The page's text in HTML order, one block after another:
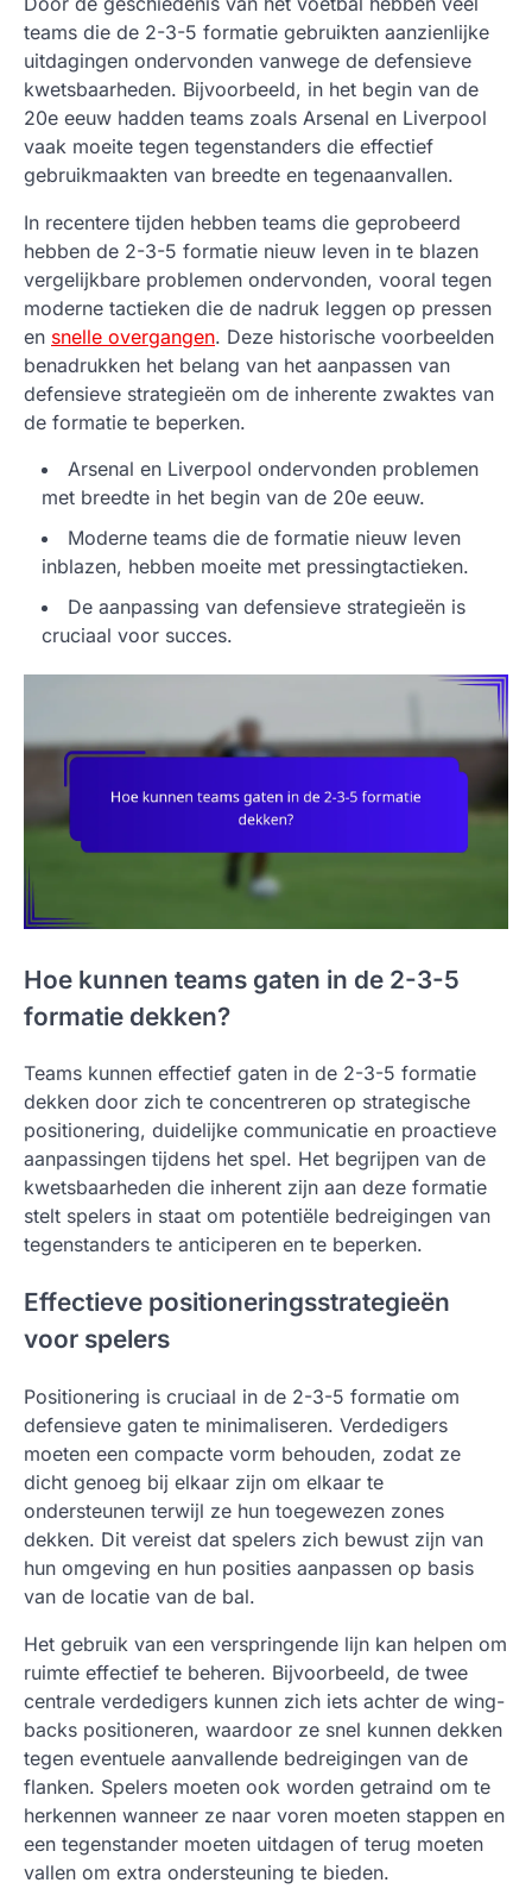
teams die de 2-3-5 formatie gebruikten aanzienlijke
uitdagingen ondervonden vanwege de defensieve
kwetsbaarheden. Bijvoorbeeld, in het begin van de
20e eeuw hadden teams zoals Arsenal en Liverpool
vaak moeite tegen tegenstanders die effectief
gebruikmaakten van breedte en tegenaanvallen.
In recentere tijden hebben teams die geprobeerd
hebben de 2-3-5 formatie nieuw leven in te blazen
vergelijkbare problemen ondervonden, vooral tegen
moderne tactieken die de nadruk leggen op pressen
en snelle overgangen. Deze historische voorbeelden
benadrukken het belang van het aanpassen van
defensieve strategieën om de inherente zwaktes van
de formatie te beperken.
Arsenal en Liverpool ondervonden problemen
met breedte in het begin van de 20e eeuw.
Moderne teams die de formatie nieuw leven
inblazen, hebben moeite met pressingtactieken.
De aanpassing van defensieve strategieën is
cruciaal voor succes.
Hoe kunnen teams gaten in de 2-3-5
formatie dekken?
Teams kunnen effectief gaten in de 2-3-5 formatie
dekken door zich te concentreren op strategische
positionering, duidelijke communicatie en proactieve
aanpassingen tijdens het spel. Het begrijpen van de
kwetsbaarheden die inherent zijn aan deze formatie
stelt spelers in staat om potentiële bedreigingen van
tegenstanders te anticiperen en te beperken.
Effectieve positioneringsstrategieën
voor spelers
Positionering is cruciaal in de 2-3-5 formatie om
defensieve gaten te minimaliseren. Verdedigers
moeten een compacte vorm behouden, zodat ze
dicht genoeg bij elkaar zijn om elkaar te
ondersteunen terwijl ze hun toegewezen zones
dekken. Dit vereist dat spelers zich bewust zijn van
hun omgeving en hun posities aanpassen op basis
van de locatie van de bal.
Het gebruik van een verspringende lijn kan helpen om
ruimte effectief te beheren. Bijvoorbeeld, de twee
centrale verdedigers kunnen zich iets achter de wing-
backs positioneren, waardoor ze snel kunnen dekken
tegen eventuele aanvallende bedreigingen van de
flanken. Spelers moeten ook worden getraind om te
herkennen wanneer ze naar voren moeten stappen en
een tegenstander moeten uitdagen of terug moeten
vallen om extra ondersteuning te bieden.